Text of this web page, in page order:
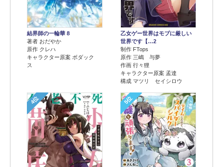
結界師の一輪華 8
著者 おだやか
原作 クレハ
キャラクター原案 ボダック
ス
乙女ゲー世界はモブに厳しい
世界です【…2
制作 FTops
原作 三嶋 与夢
作画 行々狸
キャラクター原案 孟達
構成 マツリ セイシロウ
4位 5位